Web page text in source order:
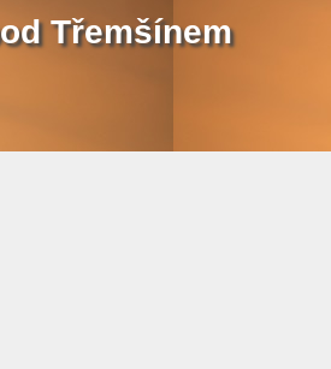
Třemšínem